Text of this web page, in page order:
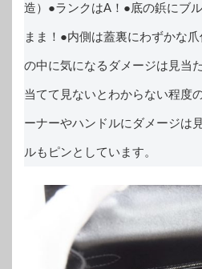
造）●ランクはA！●底の鋲にブ
まま！●内側は蓋裏にわずかな
の中に気になるダメージは見当
当てて見ないとわからない程度
ーナーやハンドルにダメージは
ルもピンとしています。